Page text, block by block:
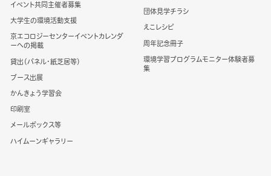
イベント共同主催者募集
大学生の環境活動支援
京エコロジーセンターイベントカレンダ
ーへの掲載
貸出（パネル・紙芝居等）
ブース出展
かんきょう学習会
印刷室
メールボックス等
ハイムーンギャラリー
団体見学チラシ
えこレシピ
周年記念冊子
環境学習プログラムモニター体験者募
集